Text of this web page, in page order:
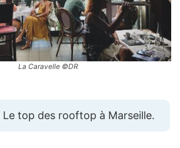
La Caravelle ©DR
Le top des rooftop à Marseille.